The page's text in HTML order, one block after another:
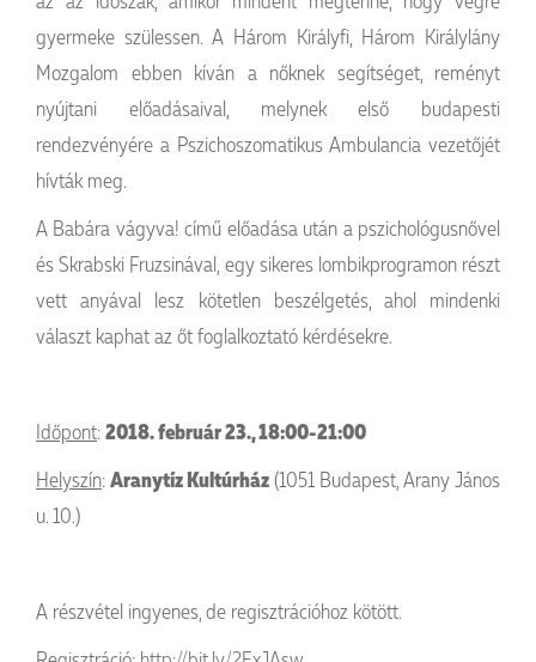
gyermeke szülessen. A Három Királyfi, Három Királylány
Mozgalom ebben kíván a nőknek segítséget, reményt
nyújtani előadásaival, melynek első budapesti
rendezvényére a Pszichoszomatikus Ambulancia vezetőjét
hívták meg.
A Babára vágyva! című előadása után a pszichológusnővel
és Skrabski Fruzsinával, egy sikeres lombikprogramon részt
vett anyával lesz kötetlen beszélgetés, ahol mindenki
választ kaphat az őt foglalkoztató kérdésekre.
Időpont:2018. február 23., 18:00-21:00
Helyszín:Aranytíz Kultúrház(1051 Budapest, Arany János
u. 10.)
A részvétel ingyenes, de regisztrációhoz kötött.